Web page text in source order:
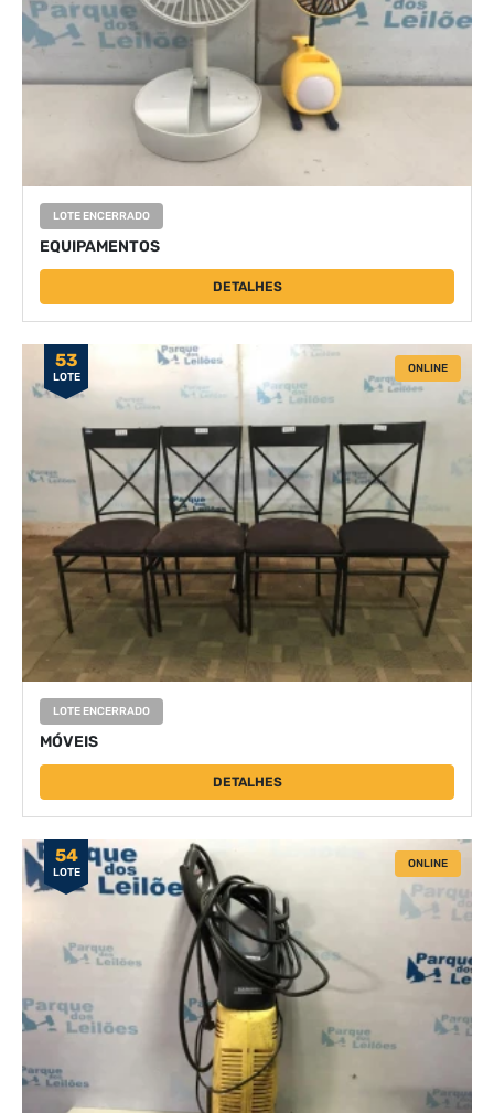
LOTE ENCERRADO
EQUIPAMENTOS
DETALHES
53
LOTE
ONLINE
LOTE ENCERRADO
MÓVEIS
DETALHES
54
LOTE
ONLINE